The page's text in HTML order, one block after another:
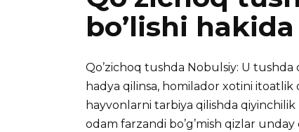
bo’lishi
Qo’zichoq tushda Nobulsiy: U tushda
hadya qilinsa, homilador xotini itoatlik
hayvonlarni tarbiya qilishda
odam farzandi bo’g’mish qizlar